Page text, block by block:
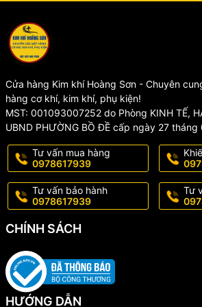
Cửa hàng Kim khí Hoàng Sơn - Chuyên
hàng cơ khí, kim khí, phụ kiện!
MST: 001093007252 do Phòng KINH TẾ,
UBND PHƯỜNG BỒ ĐỀ cấp ngày 27 tháng
Tư vấn mua hàng
0978617939
Tư vấn bảo hành
0978617939
Tư
CHÍNH SÁCH
HƯỚNG DẪN